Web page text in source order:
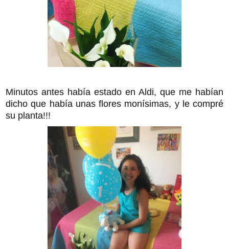
Minutos antes había estado en Aldi, que me habían
dicho que había unas flores monísimas, y le compré
su planta!!!